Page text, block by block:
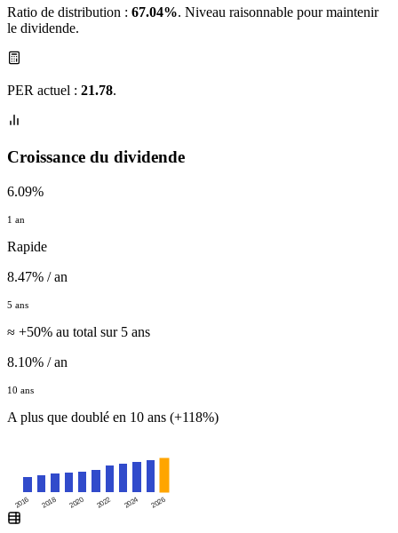
Ratio de distribution : 67.04%. Niveau raisonnable pour maintenir
le dividende.
PER actuel : 21.78.
Croissance du dividende
6.09%
1 an
Rapide
8.47% / an
5 ans
≈ +50% au total sur 5 ans
8.10% / an
10 ans
A plus que doublé en 10 ans (+118%)
2016 2018 2020 2022 2024 2026